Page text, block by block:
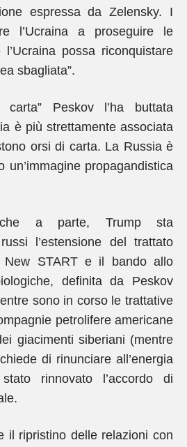
espressa da Zelensky. I
l’Ucraina a proseguire le
possa riconquistare
sbagliata”.
Peskov l’ha buttata
è più strettamente associata
orsi di carta. La Russia è
un’immagine propagandistica
a parte, Trump sta
l’estensione del trattato
New START e il bando allo
definita da Peskov
sono in corso le trattative
petrolifere americane
giacimenti siberiani (mentre
di rinunciare all’energia
rinnovato l’accordo di
il ripristino delle relazioni con